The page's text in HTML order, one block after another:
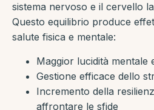
sistema nervoso e il cervello
Questo equilibrio produce
salute fisica e mentale:
Maggior lucidità mentale
Gestione efficace dello
Incremento della
affrontare le sfide